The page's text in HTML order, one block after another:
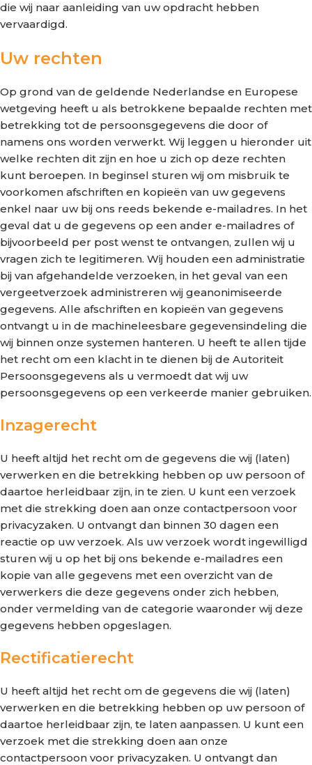
die wij naar aanleiding van uw opdracht hebben
vervaardigd.
Uw rechten
Op grond van de geldende Nederlandse en Europese
wetgeving heeft u als betrokkene bepaalde rechten met
betrekking tot de persoonsgegevens die door of
namens ons worden verwerkt. Wij leggen u hieronder uit
welke rechten dit zijn en hoe u zich op deze rechten
kunt beroepen. In beginsel sturen wij om misbruik te
voorkomen afschriften en kopieën van uw gegevens
enkel naar uw bij ons reeds bekende e-mailadres. In het
geval dat u de gegevens op een ander e-mailadres of
bijvoorbeeld per post wenst te ontvangen, zullen wij u
vragen zich te legitimeren. Wij houden een administratie
bij van afgehandelde verzoeken, in het geval van een
vergeetverzoek administreren wij geanonimiseerde
gegevens. Alle afschriften en kopieën van gegevens
ontvangt u in de machineleesbare gegevensindeling die
wij binnen onze systemen hanteren. U heeft te allen tijde
het recht om een klacht in te dienen bij de Autoriteit
Persoonsgegevens als u vermoedt dat wij uw
persoonsgegevens op een verkeerde manier gebruiken.
Inzagerecht
U heeft altijd het recht om de gegevens die wij (laten)
verwerken en die betrekking hebben op uw persoon of
daartoe herleidbaar zijn, in te zien. U kunt een verzoek
met die strekking doen aan onze contactpersoon voor
privacyzaken. U ontvangt dan binnen 30 dagen een
reactie op uw verzoek. Als uw verzoek wordt ingewilligd
sturen wij u op het bij ons bekende e-mailadres een
kopie van alle gegevens met een overzicht van de
verwerkers die deze gegevens onder zich hebben,
onder vermelding van de categorie waaronder wij deze
gegevens hebben opgeslagen.
Rectificatierecht
U heeft altijd het recht om de gegevens die wij (laten)
verwerken en die betrekking hebben op uw persoon of
daartoe herleidbaar zijn, te laten aanpassen. U kunt een
verzoek met die strekking doen aan onze
contactpersoon voor privacyzaken. U ontvangt dan